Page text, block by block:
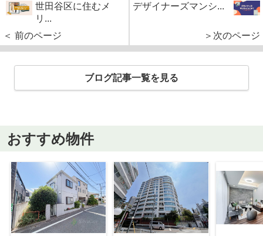
世田谷区に住むメ
リ...
＜ 前のページ
デザイナーズマンシ...
＞次のページ
ブログ記事一覧を見る
おすすめ物件